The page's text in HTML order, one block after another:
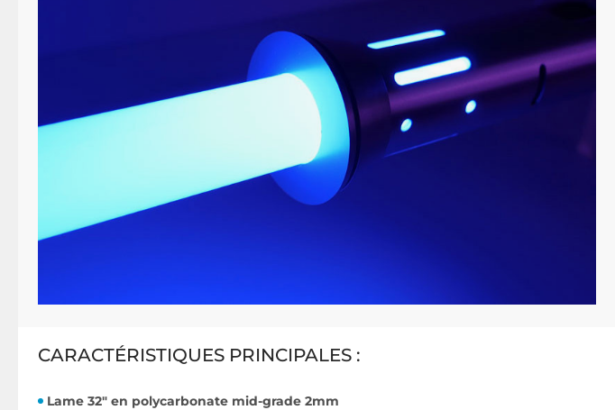
CARACTÉRISTIQUES PRINCIPALES :
Lame 32" en polycarbonate mid-grade 2mm